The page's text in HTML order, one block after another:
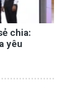
chia:
yêu